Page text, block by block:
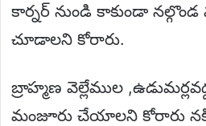
కార్నర్ నుండి కాకుండా
చూడాలని కోరారు.
బ్రాహ్మణ వెల్లేముల
మంజూరు చేయాలని కోరారు